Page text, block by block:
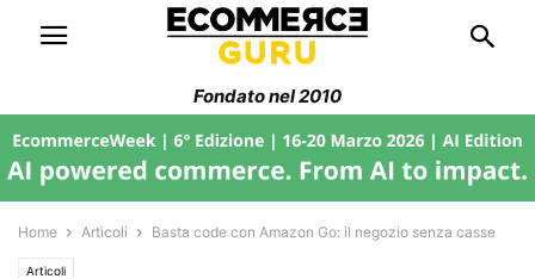
Fondato nel 2010
Home Articoli Basta code con Amazon Go: il negozio senza casse
Articoli